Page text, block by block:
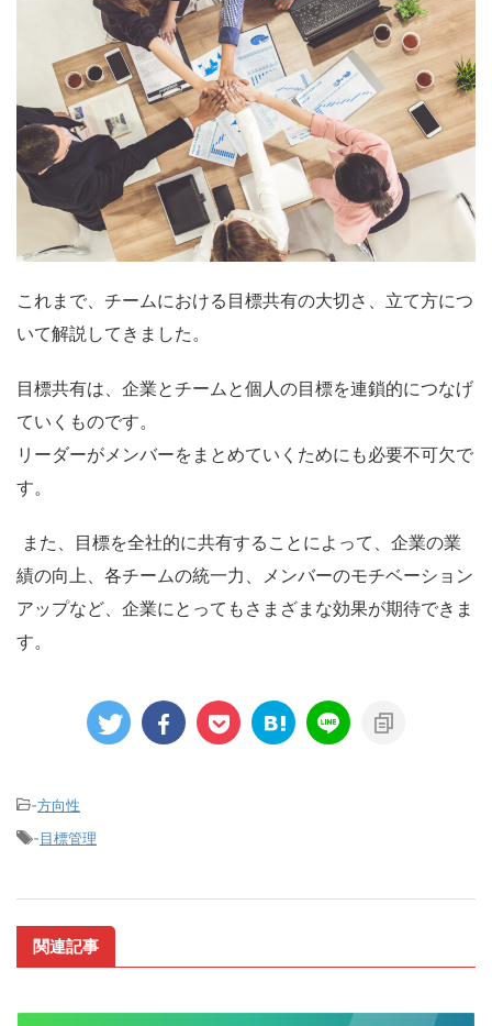
これまで、チームにおける目標共有の大切さ、立て方につ
いて解説してきました。
目標共有は、企業とチームと個人の目標を連鎖的につなげ
ていくものです。
リーダーがメンバーをまとめていくためにも必要不可欠で
す。
また、目標を全社的に共有することによって、企業の業
績の向上、各チームの統一力
メンバーのモチベーション
アップなど、企業にとってもさまざまな効果が期待できま
す。
-方向性
-目標管理
関連記事